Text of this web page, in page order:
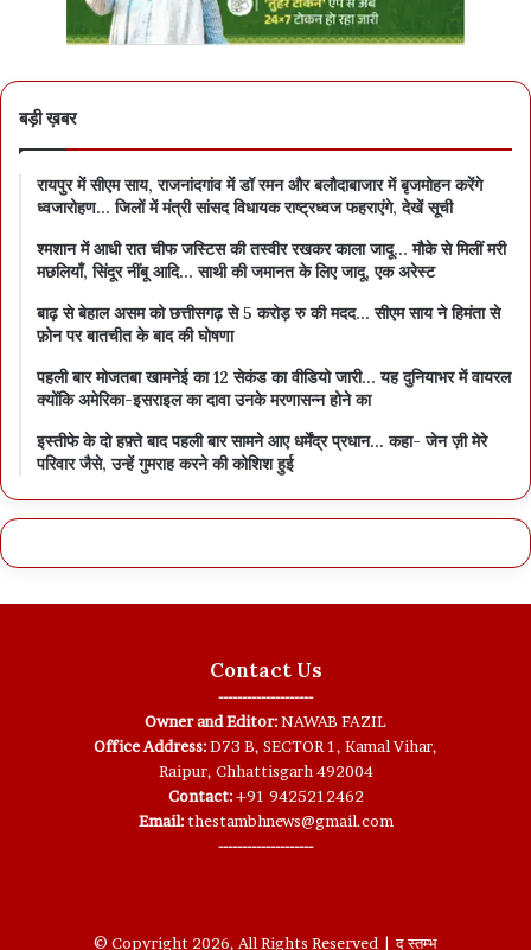
बड़ी ख़बर
रायपुर में सीएम साय, राजनांदगांव में डॉ रमन और बलौदाबाजार में बृजमोहन करेंगे
ध्वजारोहण… जिलों में मंत्री सांसद विधायक राष्ट्रध्वज फहराएंगे, देखें सूची
श्मशान में आधी रात चीफ जस्टिस की तस्वीर रखकर काला जादू… मौके से मिलीं मरी
मछलियाँ, सिंदूर नींबू आदि… साथी की जमानत के लिए जादू, एक अरेस्ट
बाढ़ से बेहाल असम को छत्तीसगढ़ से 5 करोड़ रु की मदद… सीएम साय ने हिमंता से
फ़ोन पर बातचीत के बाद की घोषणा
पहली बार मोजतबा खामनेई का 12 सेकंड का वीडियो जारी… यह दुनियाभर में वायरल
क्योंकि अमेरिका-इसराइल का दावा उनके मरणासन्न होने का
इस्तीफे के दो हफ़्ते बाद पहली बार सामने आए धर्मेंद्र प्रधान… कहा- जेन ज़ी मेरे
परिवार जैसे, उन्हें गुमराह करने की कोशिश हुई
Contact Us
--------------------
Owner and Editor:NAWAB FAZIL
Office Address:D73 B, SECTOR 1, Kamal Vihar,
Raipur, Chhattisgarh 492004
Contact:+91 9425212462
Email:thestambhnews@gmail.com
--------------------
© Copyright 2026, All Rights Reserved | द स्तम्भ